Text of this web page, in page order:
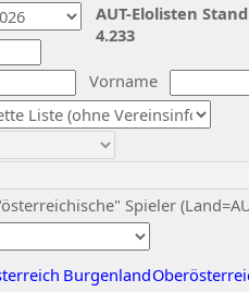
Vorname
Spieler
Burgenland
AUT-Elolisten
4.233